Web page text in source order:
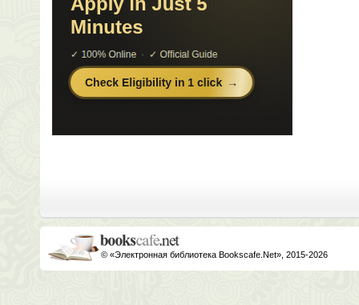
© «Электронная библиотека Bookscafe.Net», 2015-2026